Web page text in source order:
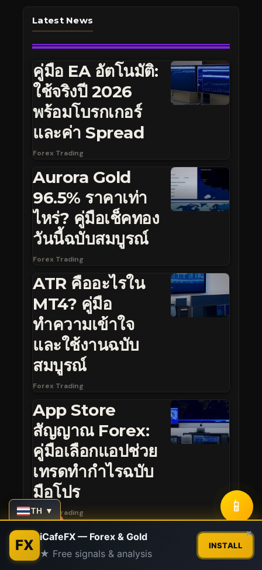
Latest News
คู่มือ EA อัตโนมัติ:
ใช้จริงปี 2026
พร้อมโบรกเกอร์
และค่า Spread
Forex Trading
Aurora Gold
96.5% ราคาเท่า
ไหร่? คู่มือเช็คทอง
วันนี้ฉบับสมบูรณ์
Forex Trading
ATR คืออะไรใน
MT4? คู่มือ
ทำความเข้าใจ
และใช้งานฉบับ
สมบูรณ์
Forex Trading
App Store
สัญญาณ Forex:
คู่มือเลือกแอปช่วย
เทรดทำกำไรฉบับ
มือโปร
Forex Trading
TH ▼ 📱
FX iCafeFX — Forex & Gold
★ Free signals & analysis
INSTALL
×
Contact us
Open